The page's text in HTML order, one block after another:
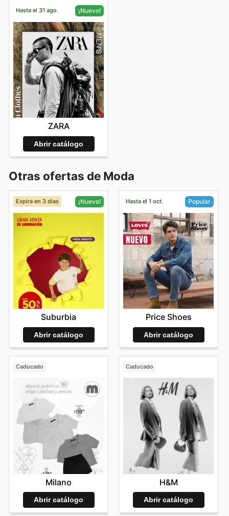
Hasta el 31 ago. ¡Nuevo!
ZARA
Abrir catálogo
Otras ofertas de Moda
Expira en 3 días ¡Nuevo!
Suburbia
Abrir catálogo
Hasta el 1 oct. Popular
Price Shoes
Abrir catálogo
Caducado
Milano
Abrir catálogo
Caducado
H&M
Abrir catálogo